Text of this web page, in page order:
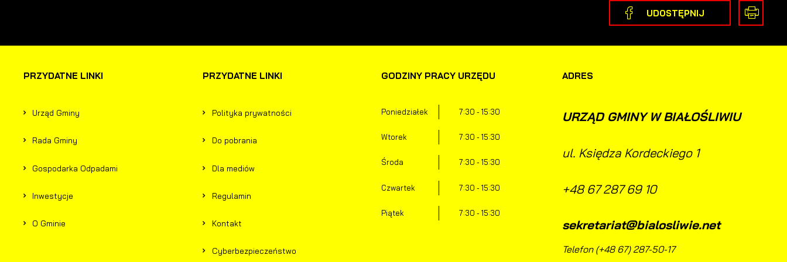
UDOSTĘPNIJ
PRZYDATNE LINKI
Urząd Gminy
Rada Gminy
Gospodarka Odpadami
Inwestycje
O Gminie
PRZYDATNE LINKI
Polityka prywatności
Do pobrania
Dla mediów
Regulamin
Kontakt
Cyberbezpieczeństwo
GODZINY PRACY URZĘDU
Poniedziałek 7:30 - 15:30
Wtorek 7:30 - 15:30
Środa 7:30 - 15:30
Czwartek 7:30 - 15:30
Piątek 7:30 - 15:30
ADRES
URZĄD GMINY W BIAŁOŚLIWIU
ul. Księdza Kordeckiego 1
+48 67 287 69 10
sekretariat@bialosliwie.net
Telefon (+48 67) 287-50-17
postaci wiadomości, ofert, komunikatów mediów społecznościowych.